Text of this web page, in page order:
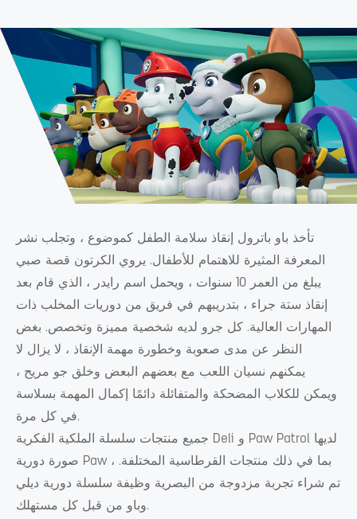
تأخذ باو باترول إنقاذ سلامة الطفل كموضوع ، وتجلب نشر
المعرفة المثيرة للاهتمام للأطفال. يروي الكرتون قصة صبي
يبلغ من العمر 10 سنوات ، ويحمل اسم رايدر ، الذي قام بعد
إنقاذ ستة جراء ، بتدريبهم في فريق من دوريات المخلب ذات
المهارات العالية. كل جرو لديه شخصية مميزة وتخصص. بغض
النظر عن مدى صعوبة وخطورة مهمة الإنقاذ ، لا يزال لا
يمكنهم نسيان اللعب مع بعضهم البعض وخلق جو مريح ،
ويمكن للكلاب المضحكة والمتفائلة دائمًا إكمال المهمة بسلاسة
في كل مرة.
جميع منتجات سلسلة الملكية الفكرية Deli و Paw Patrol لديها
صورة دورية Paw ، بما في ذلك منتجات القرطاسية المختلفة.
تم شراء تجربة مزدوجة من البصرية وظيفة سلسلة دورية ديلي
وباو من قبل كل مستهلك.